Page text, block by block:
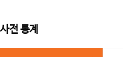
사전 통계